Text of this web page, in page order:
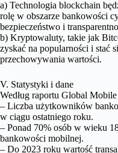
a) Technologia blockchain
rolę w obszarze bankowości
bezpieczeństwo i
b) Kryptowaluty, takie jak
zyskać na popularności i stać
przechowywania wartości.
V. Statystyki i dane
Według raportu Global
– Liczba użytkowników
w ciągu ostatniego roku.
– Ponad 70% osób w wieku
bankowości mobilnej.
– Do 2023 roku wartość